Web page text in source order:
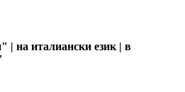
на италиански език | в